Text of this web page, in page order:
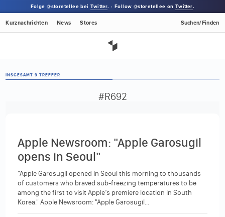
Folge @storetellee beiTwitter. · Follow @storetellee onTwitter.
Kurznachrichten News Stores Suchen/Finden
INSGESAMT 9 TREFFER
#R692
Apple Newsroom: "Apple Garosugil
opens in Seoul"
"Apple Garosugil opened in Seoul this morning to thousands
of customers who braved sub-freezing temperatures to be
among the first to visit Apple’s premiere location in South
Korea." Apple Newsroom: "Apple Garosugil...